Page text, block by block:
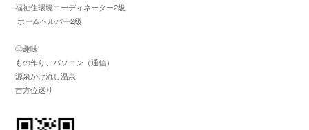
福祉住環境コーディネーター2級
ホームヘルパー2級
◎趣味
もの作り、パソコン（通信）
源泉かけ流し温泉
吉方位巡り